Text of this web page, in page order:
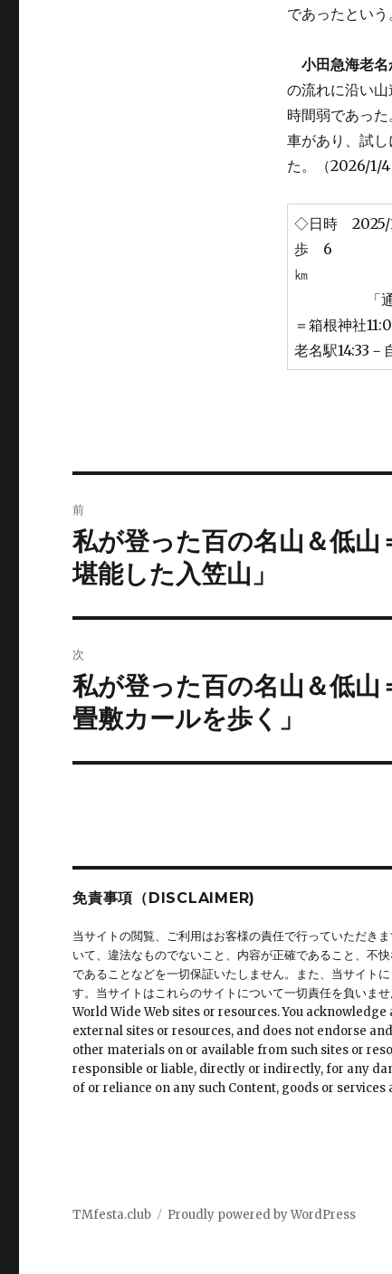
で
小田急海老名
の流れに沿い
時間弱であっ
車があり、試
た。（2026/1/4
◇日時
歩 6
「通過時間
＝箱根神社
老名駅14:33－
稿
ナ
ゲ
ー
シ
ョ
前
前
の
投
稿:
私が登った百の名山＆低
堪能した入笠山」
次
次
の
投
稿:
私が登った百の名山＆低
畳敷カールを歩く」
免責事項（DISCLAIMER)
当サイトの閲覧、ご利用はお客様の責任で行っていただき
いて、違法なものでないこと、内容が正確であること、不
であることなどを一切保証いたしません。また、当サイト
す。当サイトはこれらのサイトについて一切責任を負
World Wide Web sites or resources. You
external sites or resources, and does not endorse
other materials on or available from such sites or
responsible or liable, directly or indirectly, for any
of or reliance on any such Content, goods or
TMfesta.club Proudly powered by WordPress